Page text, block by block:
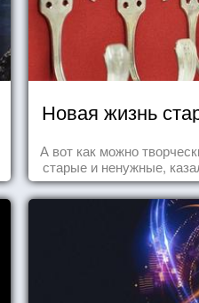
Новая жизнь
А вот как можно
старые и ненужные,